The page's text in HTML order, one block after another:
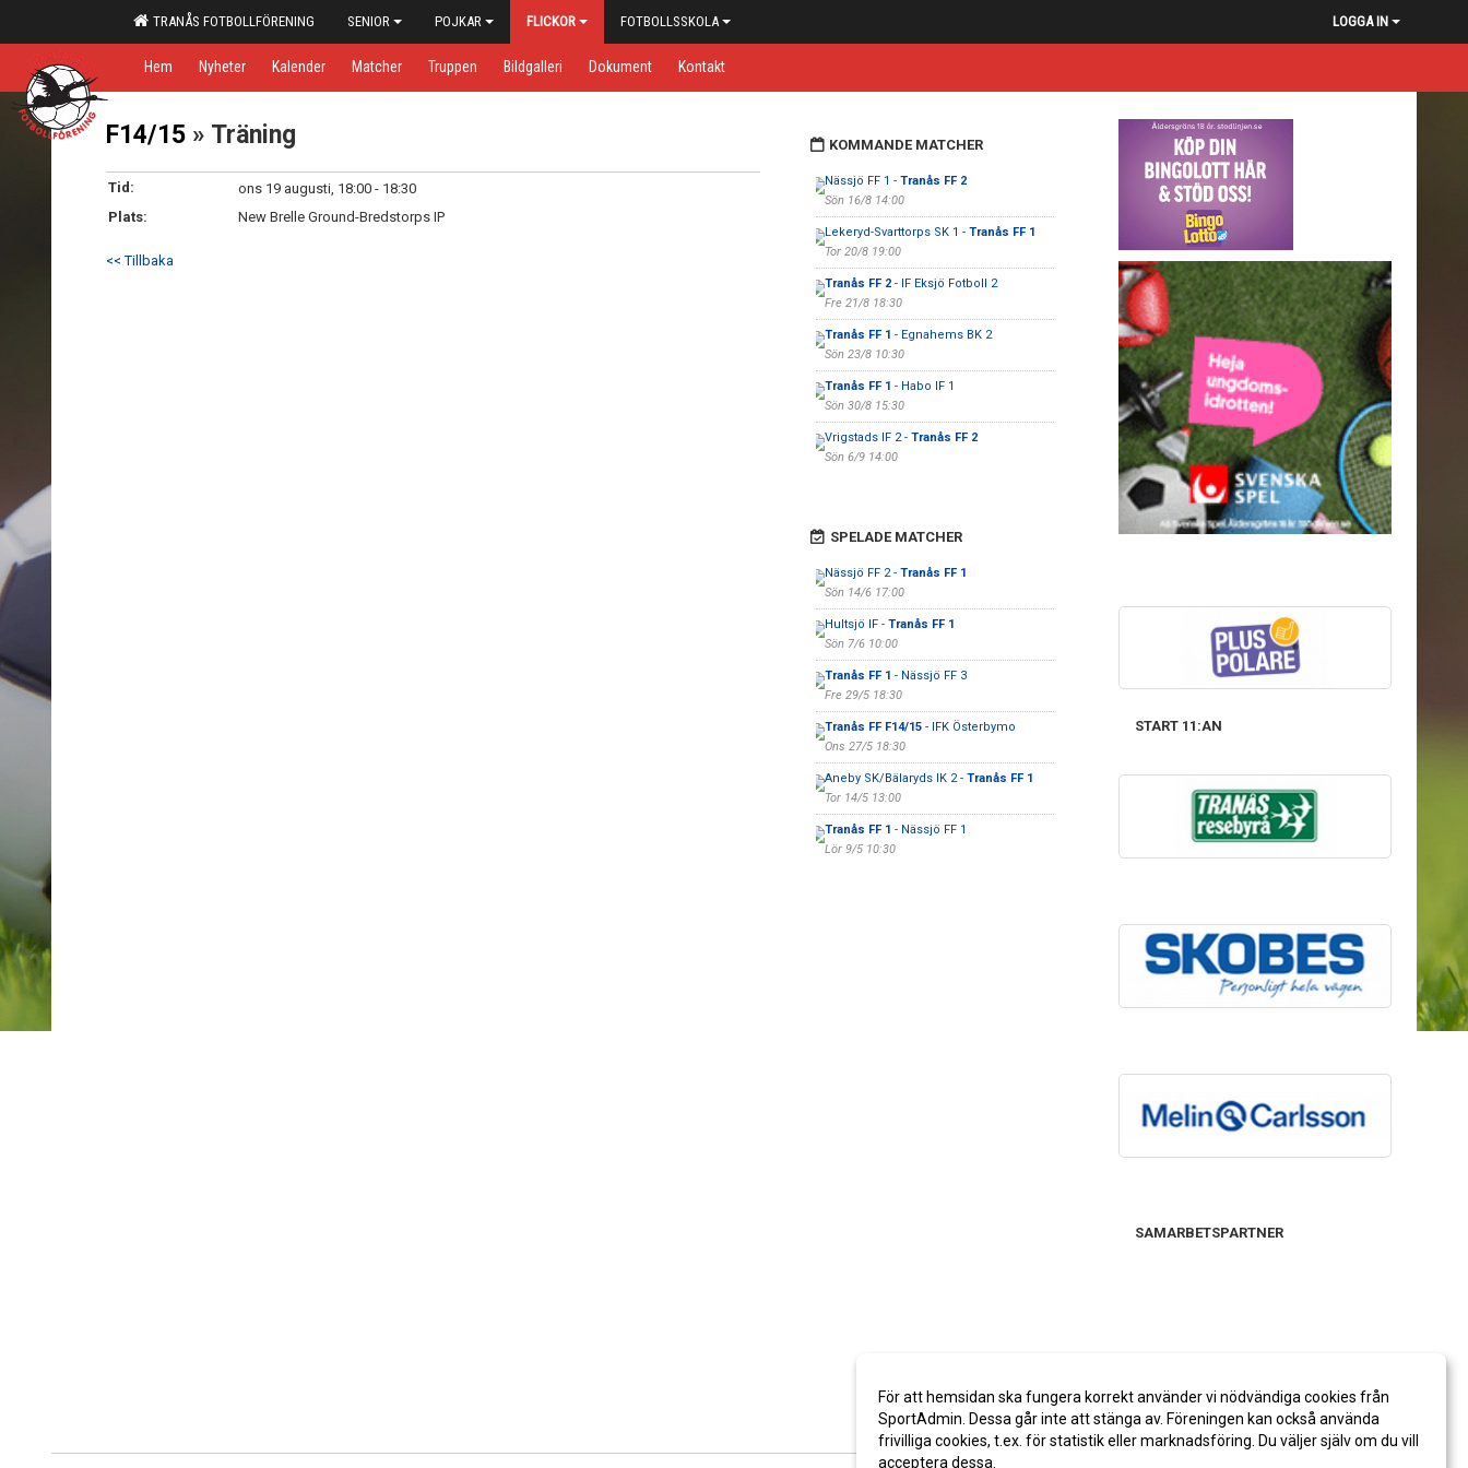
TRANÅS FOTBOLLFÖRENING SENIOR POJKAR FLICKOR FOTBOLLSSKOLA LOGGA IN
Hem Nyheter Kalender Matcher Truppen Bildgalleri Dokument Kontakt
F14/15 » Träning
Tid:
ons 19 augusti, 18:00 - 18:30
Plats:
New Brelle Ground-Bredstorps IP
<< Tillbaka
KOMMANDE MATCHER
Nässjö FF 1 - Tranås FF 2
Sön 16/8 14:00
Lekeryd-Svarttorps SK 1 - Tranås FF 1
Tor 20/8 19:00
Tranås FF 2- IF Eksjö Fotboll 2
Fre 21/8 18:30
Tranås FF 1 - Egnahems BK 2
Sön 23/8 10:30
Tranås FF 1 - Habo IF 1
Sön 30/8 15:30
Vrigstads IF 2 - Tranås FF 2
Sön 6/9 14:00
SPELADE MATCHER
Nässjö FF 2 - Tranås FF 1
Sön 14/6 17:00
Hultsjö IF - Tranås FF 1
Sön 7/6 10:00
Tranås FF 1 - Nässjö FF 3
Fre 29/5 18:30
Tranås FF F14/15- IFK Österbymo
Ons 27/5 18:30
Aneby SK/Bälaryds IK 2 - Tranås FF 1
Tor 14/5 13:00
Tranås FF 1 - Nässjö FF 1
Lör 9/5 10:30
START 11:AN
SAMARBETSPARTNER
För att hemsidan ska fungera korrekt använder vi nödvändiga cookies från
SportAdmin. Dessa går inte att stänga av. Föreningen kan också använda
frivilliga cookies, t.ex. för statistik eller marknadsföring. Du väljer själv om du vill
acceptera dessa.